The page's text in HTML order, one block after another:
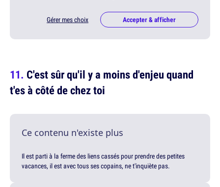
Gérer mes choix Accepter & afficher
C'est sûr qu'il y a moins d'enjeu quand
t'es à côté de chez toi
Ce contenu n'existe plus
Il est parti à la ferme des liens cassés pour prendre des petites
vacances, il est avec tous ses copains, ne t'inquiète pas.